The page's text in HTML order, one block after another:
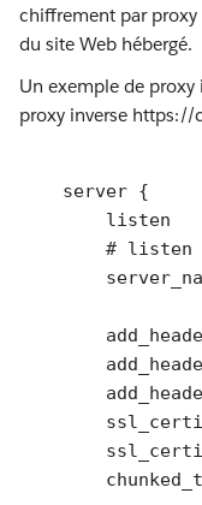
chiffrement par
du site Web hébergé.
Un exemple de
proxy inverse
    server {
listen
server_name